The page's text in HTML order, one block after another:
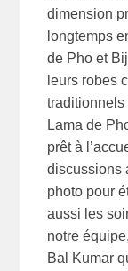
dimension
longtemps
de Pho et
leurs robes
traditionnels
Lama de
prêt à
discussions
photo pour
aussi les
notre
Bal Kumar